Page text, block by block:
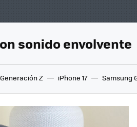
sonido envolvente
Generación Z iPhone 17 Samsung